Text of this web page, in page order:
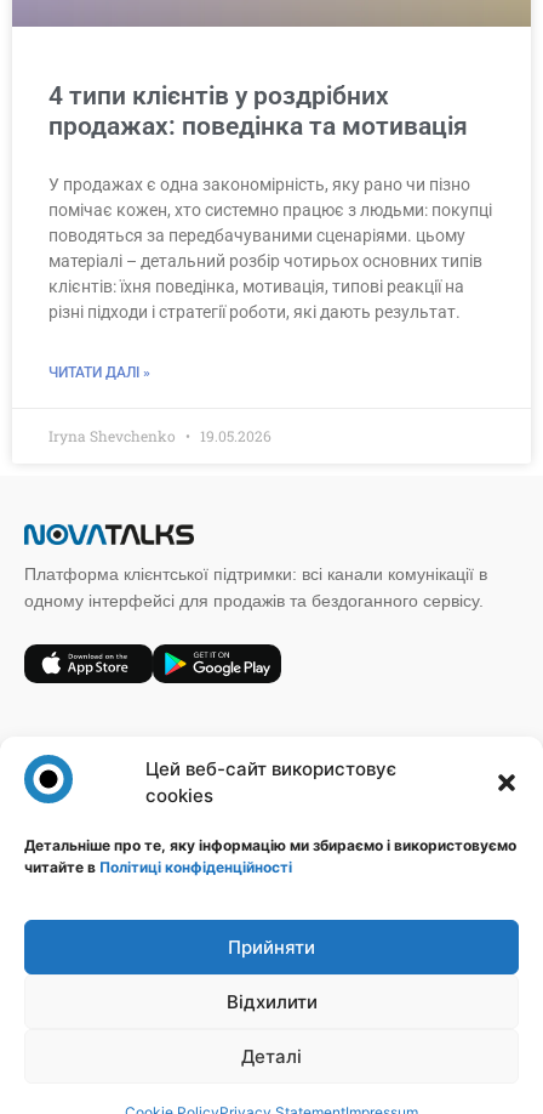
Цей веб-сайт використовує
cookies
Детальніше про те, яку інформацію ми збираємо і використовуємо
читайте в Політиці конфіденційності
Прийняти
Відхилити
Деталі
4 типи клієнтів у роздрібних
продажах: поведінка та мотивація
У продажах є одна закономірність, яку рано чи пізно
помічає кожен, хто системно працює з людьми: покупці
поводяться за передбачуваними сценаріями. цьому
матеріалі – детальний розбір чотирьох основних типів
клієнтів: їхня поведінка, мотивація, типові реакції на
різні підходи і стратегії роботи, які дають результат.
ЧИТАТИ ДАЛІ »
Iryna Shevchenko 19.05.2026
Платформа клієнтської підтримки: всі канали комунікації в
одному інтерфейсі для продажів та бездоганного сервісу.
sales@novatalks.com.ua
Форма зворотного зв'язку
Ідеї
Правова інформація